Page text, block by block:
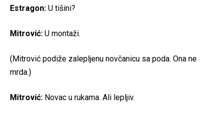
Estragon: U tišini?
Mitrović: U montaži.
(Mitrović podiže zalepljenu novčanicu sa poda. Ona ne
mrda.)
Mitrović: Novac u rukama. Ali lepljiv.